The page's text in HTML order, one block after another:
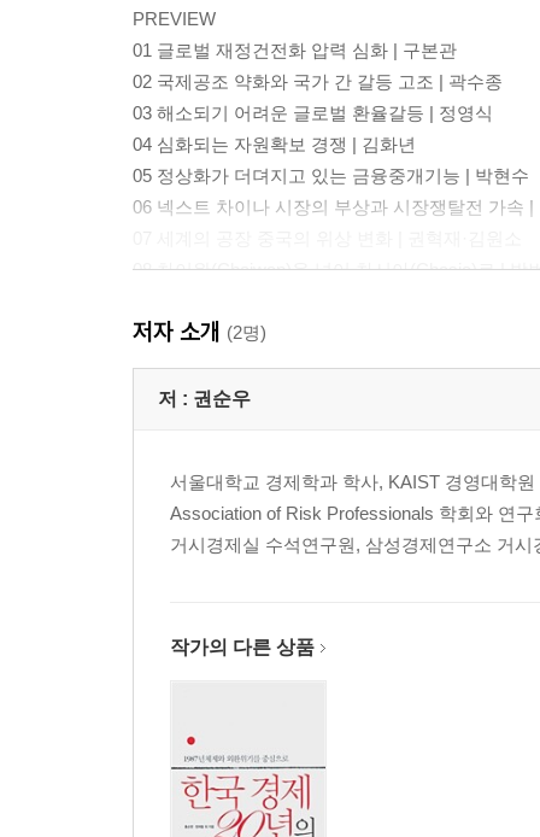
PREVIEW
01 글로벌 재정건전화 압력 심화 | 구본관
02 국제공조 약화와 국가 간 갈등 고조 | 곽수종
03 해소되기 어려운 글로벌 환율갈등 | 정영식
04 심화되는 자원확보 경쟁 | 김화년
05 정상화가 더뎌지고 있는 금융중개기능 | 박현수
06 넥스트 차이나 시장의 부상과 시장쟁탈전 가속 |
08 차이완(Chaiwan)을 넘어 차시아(Chasia)로 | 박
10 부진 속에 반등을 모색하는 미국경제 | 박현수
11 양극화가 지속되는 EU경제 | 이종규
12 감속이 불가피한 중국경제 | 엄정명
2 국내경제
PREVIEW
01 경제성장을 견인하기엔 미약한 소비 | 이은미
04 인플레이션 리스크 완화 | 이은미
07 우려되는 원화의 두드러진 강세 | 정대선
08 부동산시장의 위축세 지속 | 박재룡
09 좁아지는 수출시장, 유력한 대안은 FTA | 정진영
저자 소개 (2명)
저 : 권순우
서울대학교 경제학과 학사, KAIST 경영대학
Association of Risk Professionals 학회와 연
거시경제실 수석연구원, 삼성경제연구소 거
작가의 다른 상품